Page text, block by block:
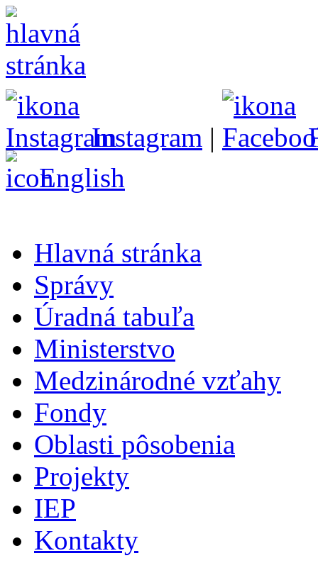
Instagram |
English
Hlavná stránka
Správy
Úradná tabuľa
Ministerstvo
Medzinárodné vzťahy
Fondy
Oblasti pôsobenia
Projekty
IEP
Kontakty